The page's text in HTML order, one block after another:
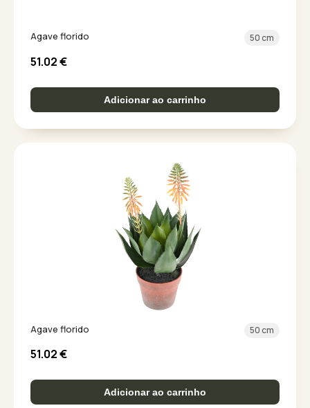
Agave florido 50 cm
51.02€
Adicionar ao carrinho
Agave florido 50 cm
51.02€
Adicionar ao carrinho